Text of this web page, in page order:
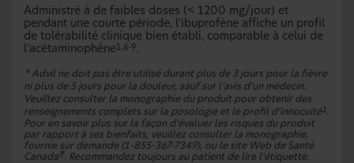
Administré à de faibles doses (< 1200 mg/jour) et
pendant une courte période, l’ibuprofène affiche un profil
de tolérabilité clinique bien établi, comparable à celui de
l’acétaminophène1,6-9.
* Advil ne doit pas être utilisé durant plus de 3 jours pour la fièvre
ni plus de 5 jours pour la douleur, sauf sur l’avis d’un médecin.
Veuillez consulter la monographie du produit pour obtenir des
renseignements complets sur la posologie et le profil d’innocuité1
Pour en savoir plus sur la façon d’évaluer les risques du produit
par rapport à ses bienfaits, veuillez consulter la monographie,
fournie sur demande (1-855-367-7349), ou le site Web de Santé
Canada ₹ . Recommandez toujours au patient de lire l’étiquette.